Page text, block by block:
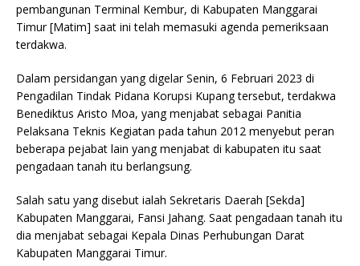
pembangunan Terminal Kembur, di Kabupaten Manggarai
Timur [Matim] saat ini telah memasuki agenda pemeriksaan
terdakwa.
Dalam persidangan yang digelar Senin, 6 Februari 2023 di
Pengadilan Tindak Pidana Korupsi Kupang tersebut, terdakwa
Benediktus Aristo Moa, yang menjabat sebagai Panitia
Pelaksana Teknis Kegiatan pada tahun 2012 menyebut peran
beberapa pejabat lain yang menjabat di kabupaten itu saat
pengadaan tanah itu berlangsung.
Salah satu yang disebut ialah Sekretaris Daerah [Sekda]
Kabupaten Manggarai, Fansi Jahang. Saat pengadaan tanah itu
dia menjabat sebagai Kepala Dinas Perhubungan Darat
Kabupaten Manggarai Timur.